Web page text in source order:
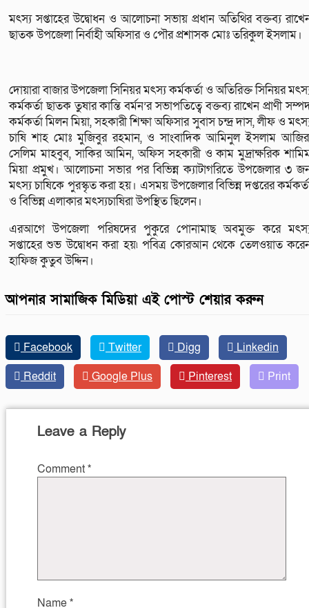
মৎস্য সপ্তাহের উদ্বোধন ও আলোচনা সভায় প্রধান অতিথির বক্তব্য
ছাতক উপজেলা নির্বাহী অফিসার ও পৌর প্রশাসক মোঃ তরিকুল ইসলাম।
দোয়ারা বাজার উপজেলা সিনিয়র মৎস্য কর্মকর্তা ও অতিরিক্ত সিনিয়র
কর্মকর্তা ছাতক তুষার কান্তি বর্মন’র সভাপতিত্বে বক্তব্য রাখেন প্রাণী
কর্মকর্তা মিলন মিয়া, সহকারী শিক্ষা অফিসার সুবাস চন্দ্র দাস, লীফ ও
চাষি শাহ মোঃ মুজিবুর রহমান, ও সাংবাদিক আমিনুল ইসলাম
সেলিম মাহবুব, সাকির আমিন, অফিস সহকারী ও কাম মুদ্রাক্ষরিক
মিয়া প্রমুখ। আলোচনা সভার পর বিভিন্ন ক্যাটাগরিতে উপজেলার ৩
মৎস্য চাষিকে পুরস্কৃত করা হয়। এসময় উপজেলার বিভিন্ন দপ্তরের
ও বিভিন্ন এলাকার মৎস্যচাষিরা উপস্থিত ছিলেন।
এরআগে উপজেলা পরিষদের পুকুরে পোনামাছ অবমুক্ত করে
সপ্তাহের শুভ উদ্বোধন করা হয়৷ পবিত্র কোরআন থেকে তেলওয়াত
হাফিজ কুতুব উদ্দিন।
আপনার সামাজিক মিডিয়া এই পোস্ট শেয়ার করুন
Facebook Twitter Digg
Linkedin
Reddit
Google Plus Pinterest Print
Leave a Reply
Comment*
Name*